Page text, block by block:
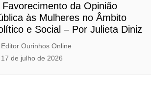
Favorecimento da Opinião
às Mulheres no Âmbito
e Social – Por Julieta Diniz
Editor Ourinhos Online
17 de julho de 2026